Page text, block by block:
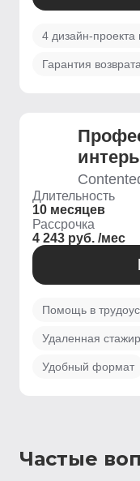
4 дизайн-
Гарантия
Длительность
10 месяцев
Рассрочка
4 243 руб. /мес
Помощь в
Удаленная
Удобный формат
Частые